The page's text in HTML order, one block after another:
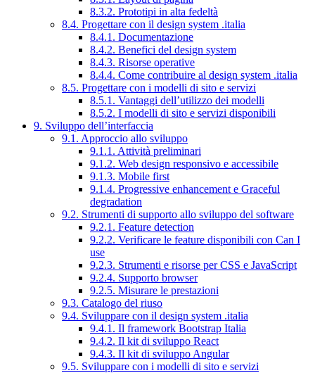
8.3.2. Prototipi in alta fedeltà
8.4. Progettare con il design system .italia
8.4.1. Documentazione
8.4.2. Benefici del design system
8.4.3. Risorse operative
8.4.4. Come contribuire al design system .italia
8.5. Progettare con i modelli di sito e servizi
8.5.1. Vantaggi dell’utilizzo dei modelli
8.5.2. I modelli di sito e servizi disponibili
9. Sviluppo dell’interfaccia
9.1. Approccio allo sviluppo
9.1.1. Attività preliminari
9.1.2. Web design responsivo e accessibile
9.1.3. Mobile first
9.1.4. Progressive enhancement e Graceful
degradation
9.2. Strumenti di supporto allo sviluppo del software
9.2.1. Feature detection
9.2.2. Verificare le feature disponibili con Can I
use
9.2.3. Strumenti e risorse per CSS e JavaScript
9.2.4. Supporto browser
9.2.5. Misurare le prestazioni
9.3. Catalogo del riuso
9.4. Sviluppare con il design system .italia
9.4.1. Il framework Bootstrap Italia
9.4.2. Il kit di sviluppo React
9.4.3. Il kit di sviluppo Angular
9.5. Sviluppare con i modelli di sito e servizi